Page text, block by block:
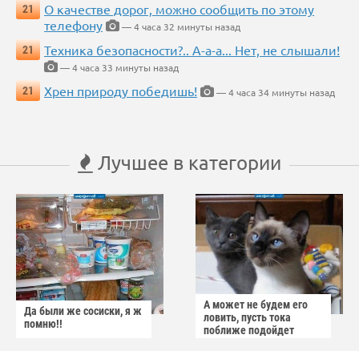
21
О качестве дорог, можно сообщить по этому
телефону
— 4 часа 32 минуты назад
21
Техника безопасности?.. А-а-а... Нет, не слышали!
— 4 часа 33 минуты назад
21
Хрен природу победишь! — 4 часа 34 минуты назад
Лучшее в категории
Да были же сосиски, я ж
помню!!
А может не будем его
ловить, пусть тока
поближе подойдет